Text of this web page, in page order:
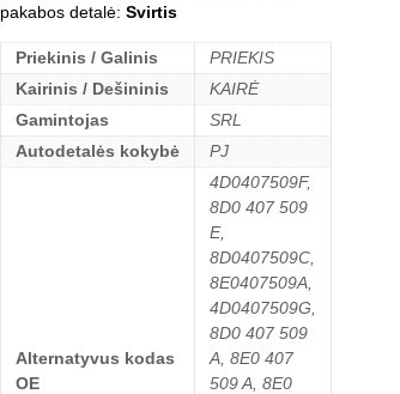
pakabos detalė: Svirtis
Priekinis / Galinis
PRIEKIS
Kairinis / Dešininis
KAIRĖ
Gamintojas
SRL
Autodetalės kokybė
PJ
Alternatyvus kodas
OE
4D0407509F,
8D0 407 509
E,
8D0407509C,
8E0407509A,
4D0407509G,
8D0 407 509
A, 8E0 407
509 A, 8E0